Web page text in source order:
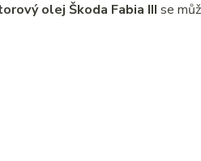
olej Škoda Fabia III se